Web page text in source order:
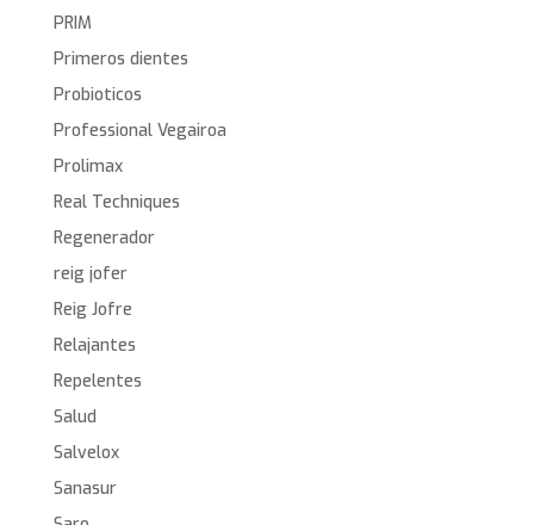
PRIM
Primeros dientes
Probioticos
Professional Vegairoa
Prolimax
Real Techniques
Regenerador
reig jofer
Reig Jofre
Relajantes
Repelentes
Salud
Salvelox
Sanasur